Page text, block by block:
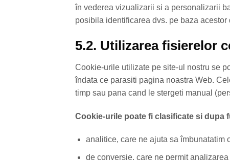
în vederea vizualizarii si a personalizarii
posibila identificarea dvs. pe baza acestor
5.2. Utilizarea fisierelor
Cookie-urile utilizate pe site-ul nostru se
îndata ce parasiti pagina noastra Web.
timp sau pana cand le stergeti manual
Cookie-urile poate fi clasificate si dupa
analitice, care ne ajuta sa îmbunatatim
de conversie, care ne permit